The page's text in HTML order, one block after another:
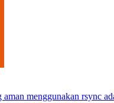
menggunakan rsync